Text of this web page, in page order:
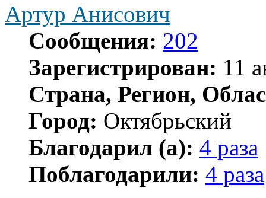
Артур Анисович
Сообщения: 202
Зарегистрирован: 11
Страна, Регион,
Город: Октябрьский
Благодарил (а): 4 раза
Поблагодарили: 4 раза